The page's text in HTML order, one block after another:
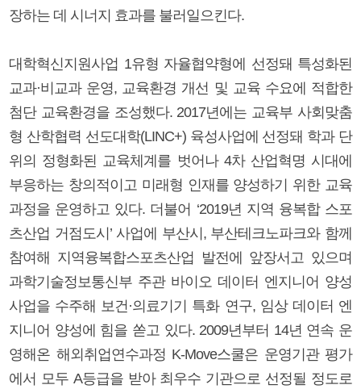
장하는 데 시너지 효과를 불러일으킨다.
대학혁신지원사업 1유형 자율협약형에 선정돼 특성화된
교과·비교과 운영, 교육환경 개선 및 교육 수요에 적합한
첨단 교육환경을 조성했다. 2017년에는 교육부 사회맞춤
형 산학협력 선도대학(LINC+) 육성사업에 선정돼 학과 단
위의 정형화된 교육체계를 벗어나 4차 산업혁명 시대에
부응하는 창의적이고 미래형 인재를 양성하기 위한 교육
과정을 운영하고 있다. 더불어 ‘2019년 지역 융복합 스포
츠산업 거점도시’ 사업에 부산시, 부산테크노파크와 함께
참여해 지역융복합스포츠산업 발전에 앞장서고 있으며
과학기술정보통신부 주관 바이오 데이터 엔지니어 양성
사업을 수주해 보건·의료기기 특화 연구, 임상 데이터 엔
지니어 양성에 힘을 쏟고 있다. 2009년부터 14년 연속 운
영해온 해외취업연수과정 K-Move스쿨은 운영기관 평가
에서 모두 A등급을 받아 최우수 기관으로 선정될 정도로